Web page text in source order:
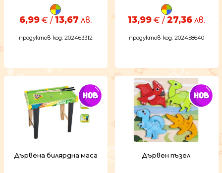
6,99 € / 13,67 лв.
продуктов код: 202463312
13,99 € / 27,36 лв.
продуктов код: 202458640
Дървена билярдна маса Дървен пъзел